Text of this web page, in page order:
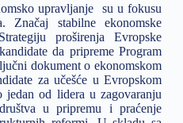
upravljanje su u fokusu
Značaj stabilne ekonomske
proširenja Evropske
da pripreme Program
dokument o ekonomskom
za učešće u Evropskom
jedan od lidera u zagovaranju
u pripremu i praćenje